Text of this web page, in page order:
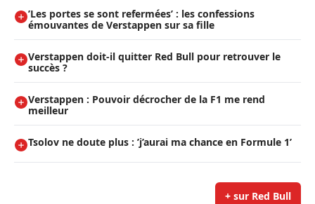
’Les portes se sont refermées’ : les confessions
émouvantes de Verstappen sur sa fille
Verstappen doit-il quitter Red Bull pour retrouver le
succès ?
Verstappen : Pouvoir décrocher de la F1 me rend
meilleur
Tsolov ne doute plus : ’j’aurai ma chance en Formule 1’
+ sur Red Bull